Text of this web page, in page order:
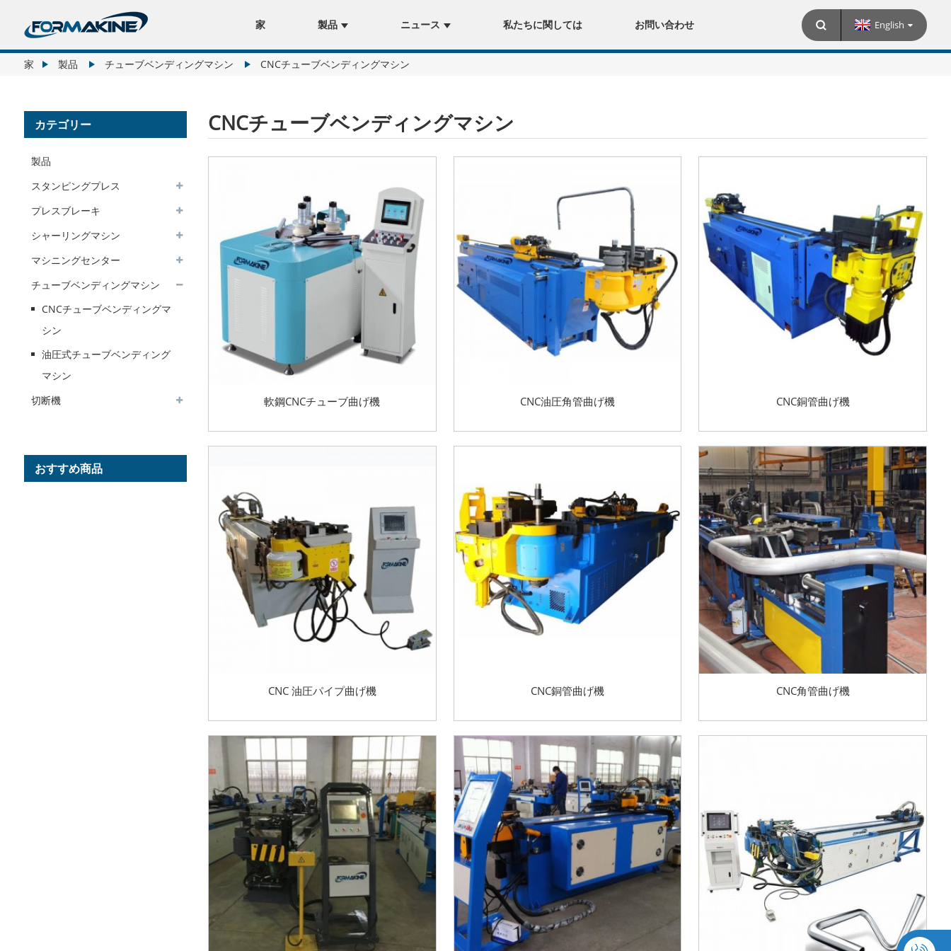
家 製品 ニュース 私たちに関しては お問い合わせ English
家 製品 チューブベンディングマシン CNCチューブベンディングマシン
カテゴリー
製品
スタンピングプレス
プレスブレーキ
シャーリングマシン
マシニングセンター
チューブベンディングマシン
CNCチューブベンディングマ
シン
油圧式チューブベンディング
マシン
切断機
おすすめ商品
CNCチューブベンディングマシン
軟鋼CNCチューブ曲げ機 CNC油圧角管曲げ機 CNC銅管曲げ機
CNC 油圧パイプ曲げ機 CNC銅管曲げ機 CNC角管曲げ機